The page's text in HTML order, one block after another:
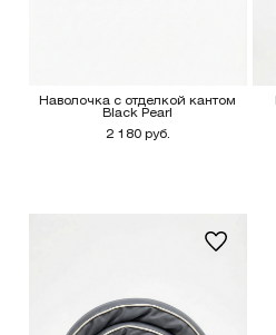
Наволочка с отделкой кантом
Black Pearl
2 180 руб.